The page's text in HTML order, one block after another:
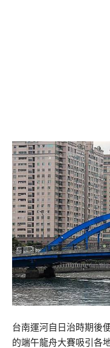
台南運河自日治時期後
的端午龍舟大賽吸引各